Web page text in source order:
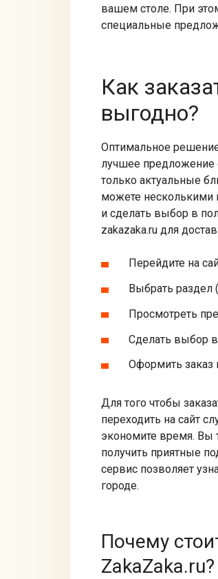
вашем столе. При
специальные
Как
выгодно?
Оптимальное
лучшее предложение
только актуальные
можете
и сделать выбор в
zakazaka.ru для
Перейдите на
Выбрать раздел
Просмотреть
Сделать выбор
Оформить заказ
Для того чтобы
переходить на сайт
экономите время. Вы
получить приятные
сервис позволяет
городе.
Почему
ZakaZaka.ru?